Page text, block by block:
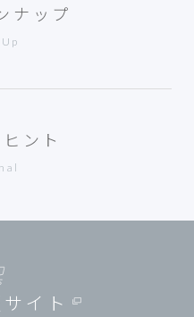
ナップ
ント
イト